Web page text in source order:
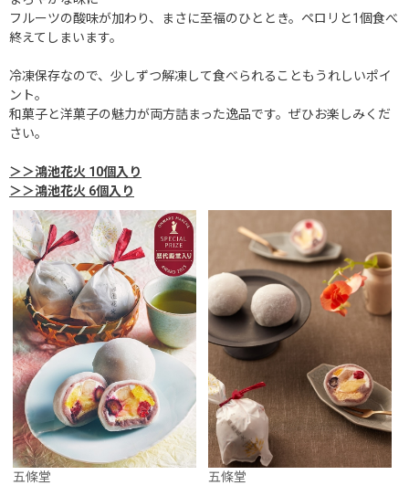
フルーツの酸味が加わり、まさに至福のひととき。ペロリと1個食べ
終えてしまいます。
冷凍保存なので、少しずつ解凍して食べられることもうれしいポイ
ント。
和菓子と洋菓子の魅力が両方詰まった逸品です。ぜひお楽しみくだ
さい。
＞＞鴻池花火 10個入り
＞＞鴻池花火 6個入り
五條堂 五條堂